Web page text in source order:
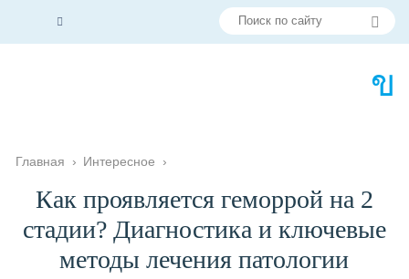
Главная › Интересное ›
Как проявляется геморрой на 2
стадии? Диагностика и ключевые
методы лечения патологии